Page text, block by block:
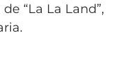
“La La Land”,